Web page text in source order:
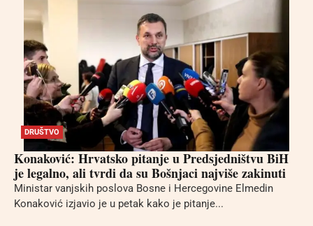
DRUŠTVO
Konaković: Hrvatsko pitanje u Predsjedništvu BiH
je legalno, ali tvrdi da su Bošnjaci najviše zakinuti
Ministar vanjskih poslova Bosne i Hercegovine Elmedin
Konaković izjavio je u petak kako je pitanje...